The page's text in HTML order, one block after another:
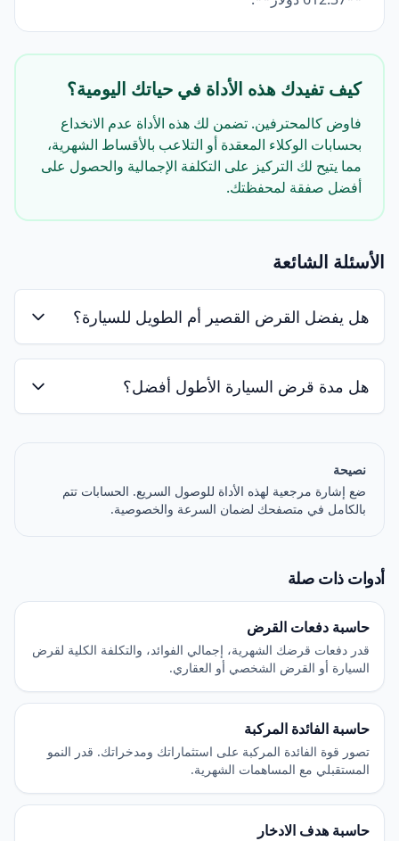
كيف تفيدك هذه الأداة في حياتك اليومية؟
فاوض كالمحترفين. تضمن لك هذه الأداة عدم الانخداع
بحسابات الوكلاء المعقدة أو التلاعب بالأقساط الشهرية،
مما يتيح لك التركيز على التكلفة الإجمالية والحصول على
أفضل صفقة لمحفظتك.
الأسئلة الشائعة
هل يفضل القرض القصير أم الطويل للسيارة؟
هل مدة قرض السيارة الأطول أفضل؟
نصيحة
ضع إشارة مرجعية لهذه الأداة للوصول السريع. الحسابات تتم
بالكامل في متصفحك لضمان السرعة والخصوصية.
أدوات ذات صلة
حاسبة دفعات القرض
قدر دفعات قرضك الشهرية، إجمالي الفوائد، والتكلفة الكلية لقرض
السيارة أو القرض الشخصي أو العقاري.
حاسبة الفائدة المركبة
تصور قوة الفائدة المركبة على استثماراتك ومدخراتك. قدر النمو
المستقبلي مع المساهمات الشهرية.
حاسبة هدف الادخار